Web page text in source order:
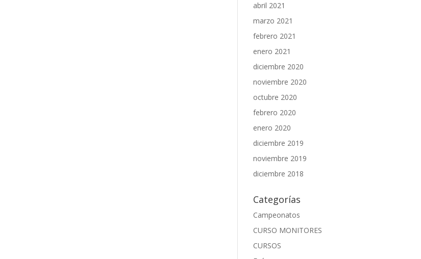
abril 2021
marzo 2021
febrero 2021
enero 2021
diciembre 2020
noviembre 2020
octubre 2020
febrero 2020
enero 2020
diciembre 2019
noviembre 2019
diciembre 2018
Categorías
Campeonatos
CURSO MONITORES
CURSOS